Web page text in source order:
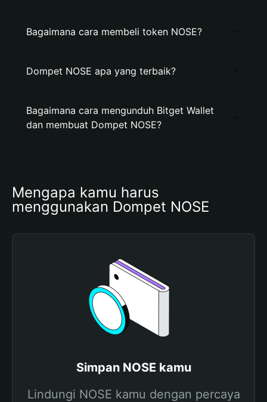
Bagaimana cara membeli token NOSE?
Dompet NOSE apa yang terbaik?
Bagaimana cara mengunduh Bitget Wallet
dan membuat Dompet NOSE?
Mengapa kamu harus
menggunakan Dompet NOSE
Simpan NOSE kamu
Lindungi NOSE kamu dengan percaya